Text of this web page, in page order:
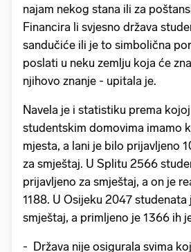
najam nekog stana ili za
Financira li svjesno država
sandučiće ili je to simbolična
poslati u neku zemlju koja će
njihovo znanje - upitala je.
Navela je i statistiku prema
studentskim domovima imamo
mjesta, a lani je bilo prijavljeno
za smještaj. U Splitu 2566
prijavljeno za smještaj, a on je
1188. U Osijeku 2047 studenata
smještaj, a primljeno je 1366 ih
- Država nije osigurala svima